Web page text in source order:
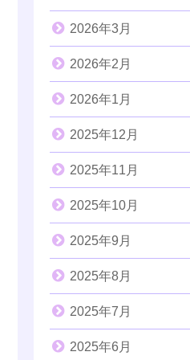
2026年3月
2026年2月
2026年1月
2025年12月
2025年11月
2025年10月
2025年9月
2025年8月
2025年7月
2025年6月